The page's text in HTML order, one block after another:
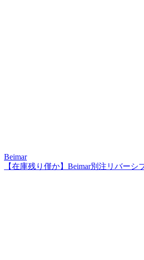
Beimar
【在庫残り僅か】Beimar別注リバーシ